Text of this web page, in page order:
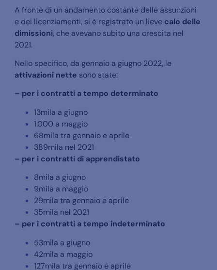
A fronte di un andamento costante delle assunzioni
e dei licenziamenti, si è registrato un lieve calo delle
dimissioni, che avevano subito una crescita nel
2021.
Nello specifico, da gennaio a giugno 2022, le
attivazioni nette sono state:
– per i contratti a tempo determinato
13mila a giugno
1.000 a maggio
68mila tra gennaio e aprile
389mila nel 2021
– per i contratti di apprendistato
8mila a giugno
9mila a maggio
29mila tra gennaio e aprile
35mila nel 2021
– per i contratti a tempo indeterminato
53mila a giugno
42mila a maggio
127mila tra gennaio e aprile